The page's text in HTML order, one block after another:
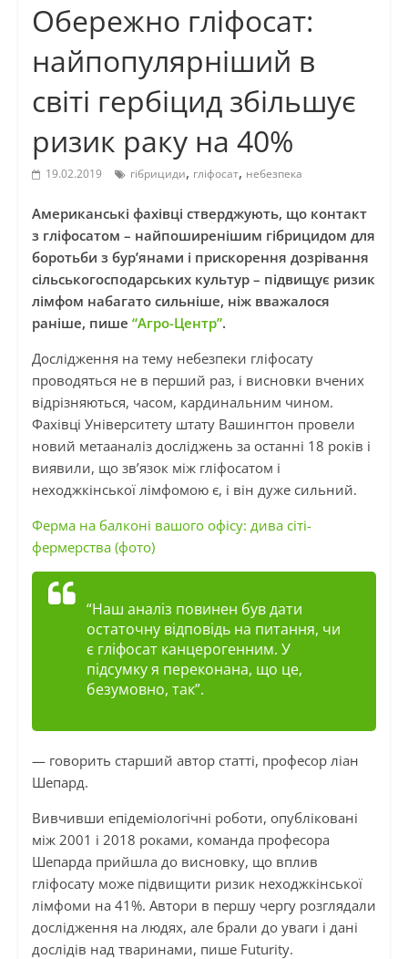
Обережно гліфосат:
найпопулярніший в
світі гербіцид збільшує
ризик раку на 40%
19.02.2019 гібрициди, гліфосат, небезпека
Американські фахівці стверджують, що контакт
з гліфосатом – найпоширенішим гібрицидом для
боротьби з бур’янами і прискорення дозрівання
сільськогосподарських культур – підвищує ризик
лімфом набагато сильніше, ніж вважалося
раніше, пише “Агро-Центр”.
Дослідження на тему небезпеки гліфосату
проводяться не в перший раз, і висновки вчених
відрізняються, часом, кардинальним чином.
Фахівці Університету штату Вашингтон провели
новий метааналіз досліджень за останні 18 років і
виявили, що зв’язок між гліфосатом і
неходжкінської лімфомою є, і він дуже сильний.
Ферма на балконі вашого офісу: дива сіті-
фермерства (фото)
“Наш аналіз повинен був дати
остаточну відповідь на питання, чи
є гліфосат канцерогенним. У
підсумку я переконана, що це,
безумовно, так”.
— говорить старший автор статті, професор ліан
Шепард.
Вивчивши епідеміологічні роботи, опубліковані
між 2001 і 2018 роками, команда професора
Шепарда прийшла до висновку, що вплив
гліфосату може підвищити ризик неходжкінської
лімфоми на 41%. Автори в першу чергу розглядали
дослідження на людях, але брали до уваги і дані
дослідів над тваринами, пише Futurity.